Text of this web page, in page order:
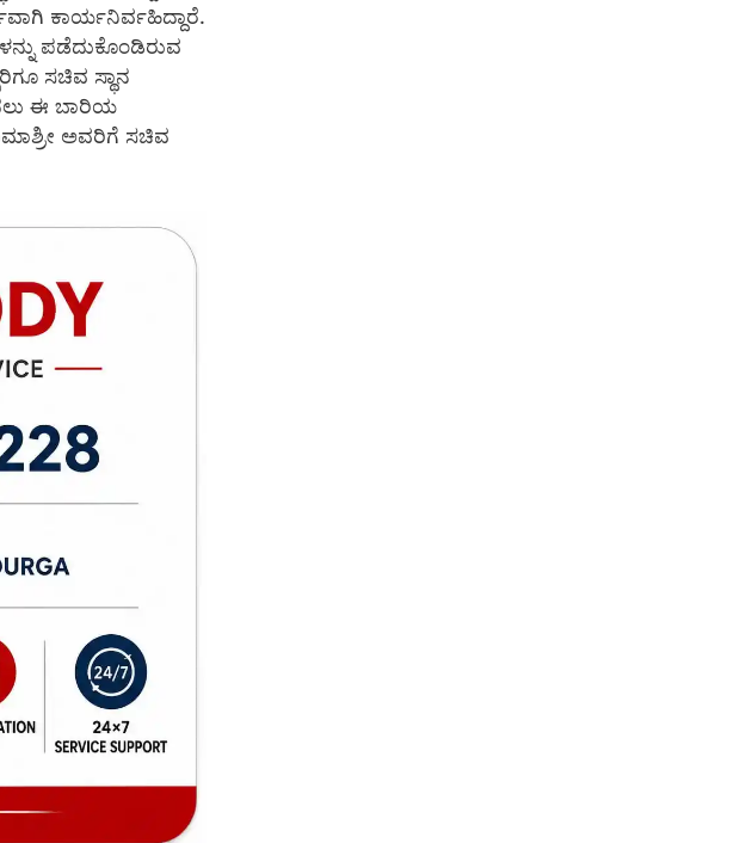
ಕಾರ್ಯನಿರ್ವಹಿದ್ದಾರೆ.
ಪಡೆದುಕೊಂಡಿರುವ
ಸಚಿವ ಸ್ಥಾನ
ಈ ಬಾರಿಯ
ಅವರಿಗೆ ಸಚಿವ